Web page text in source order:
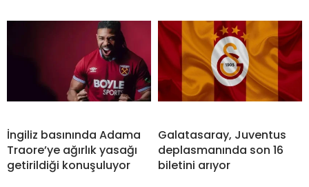
İngiliz basınında Adama
Traore’ye ağırlık yasağı
getirildiği konuşuluyor
Galatasaray, Juventus
deplasmanında son 16
biletini arıyor